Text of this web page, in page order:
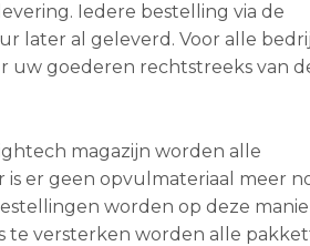
Iedere bestelling via de
later al geleverd. Voor alle
uw goederen rechtstreeks van
magazijn worden alle
er geen opvulmateriaal meer
worden op deze
te versterken worden alle